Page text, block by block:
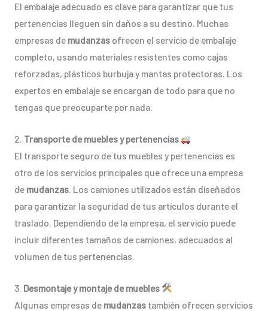
El embalaje adecuado es clave para garantizar que tus
pertenencias lleguen sin daños a su destino. Muchas
empresas de mudanzasofrecen el servicio de embalaje
completo, usando materiales resistentes como cajas
reforzadas, plásticos burbuja y mantas protectoras. Los
expertos en embalaje se encargan de todo para que no
tengas que preocuparte por nada.
2. Transporte de muebles y pertenencias
El transporte seguro de tus muebles y pertenencias es
otro de los servicios principales que ofrece una empresa
de mudanzas. Los camiones utilizados están diseñados
para garantizar la seguridad de tus artículos durante el
traslado. Dependiendo de la empresa, el servicio puede
incluir diferentes tamaños de camiones, adecuados al
volumen de tus pertenencias.
3. Desmontaje y montaje de muebles
Algunas empresas de mudanzastambién ofrecen servicios